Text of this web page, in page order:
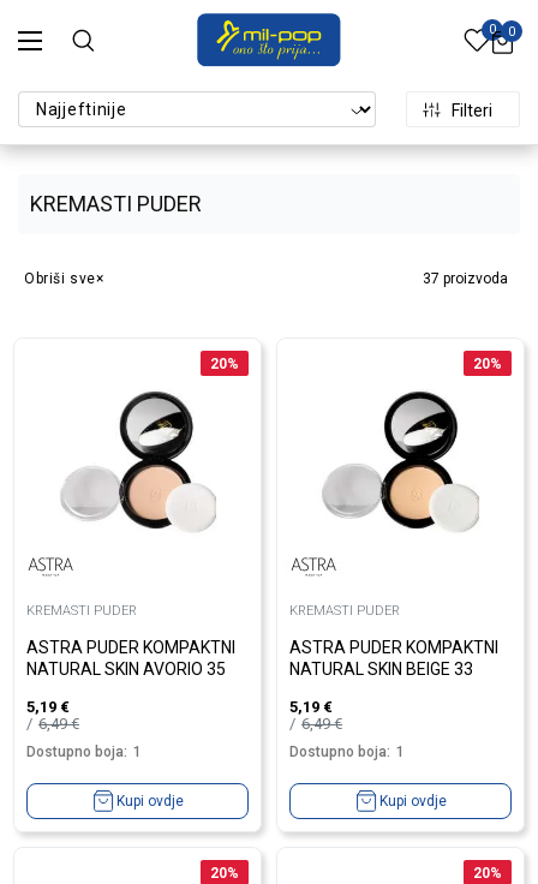
0 0
KREMASTI PUDER
Filteri
37 proizvoda
Obriši sve
20%
KREMASTI PUDER
ASTRA PUDER KOMPAKTNI
NATURAL SKIN AVORIO 35
5,19 €
6,49€
Dostupno boja: 1
Kupi ovdje
20%
KREMASTI PUDER
ASTRA PUDER KOMPAKTNI
NATURAL SKIN BEIGE 33
5,19 €
6,49€
Dostupno boja: 1
Kupi ovdje
20% 20%